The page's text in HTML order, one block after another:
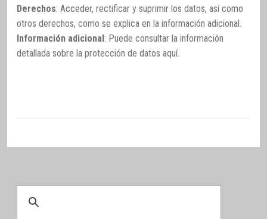
Derechos: Acceder, rectificar y suprimir los datos, así como
otros derechos, como se explica en la información adicional.
Información adicional: Puede consultar la información
detallada sobre la protección de datos aquí.